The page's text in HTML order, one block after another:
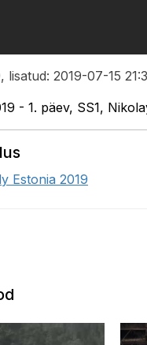
lisatud: 2019-07-15
- 1. päev, SS1,
Estonia 2019